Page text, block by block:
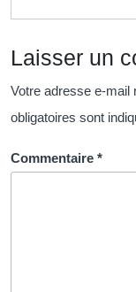
votre
Laisser un
Votre adresse e-mail
obligatoires sont
Commentaire *